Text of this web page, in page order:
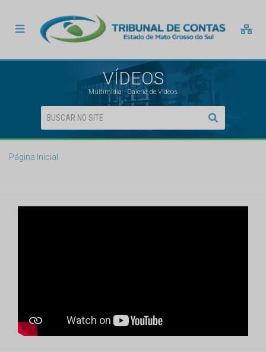
VÍDEOS
Multimídia - Galeria de Vídeos
Página Inicial